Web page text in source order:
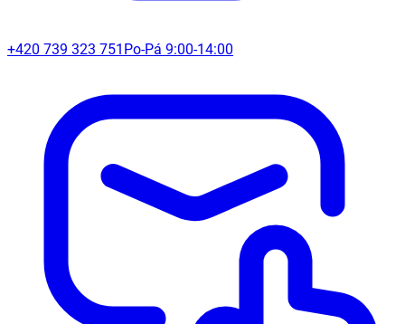
+420 739 323 751 Po-Pá 9:00-14:00